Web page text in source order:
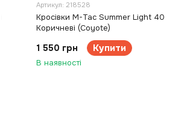
Артикул: 218528
Кросівки M-Tac Summer Light 40
Коричневі (Coyote)
1 550 грн Купити
В наявності